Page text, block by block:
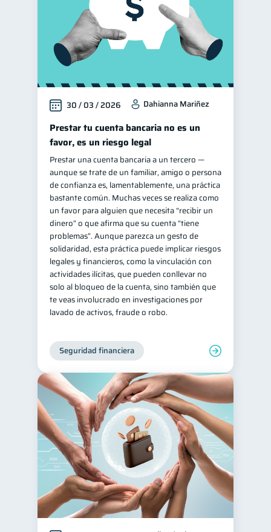
30 / 03 / 2026 Dahianna Mariñez
Prestar tu cuenta bancaria no es un
favor, es un riesgo legal
Prestar una cuenta bancaria a un tercero —
aunque se trate de un familiar, amigo o persona
de confianza es, lamentablemente, una práctica
bastante común. Muchas veces se realiza como
un favor para alguien que necesita “recibir un
dinero” o que afirma que su cuenta “tiene
problemas”. Aunque parezca un gesto de
solidaridad, esta práctica puede implicar riesgos
legales y financieros, como la vinculación con
actividades ilícitas, que pueden conllevar no
solo al bloqueo de la cuenta, sino también que
te veas involucrado en investigaciones por
lavado de activos, fraude o robo.
Seguridad financiera